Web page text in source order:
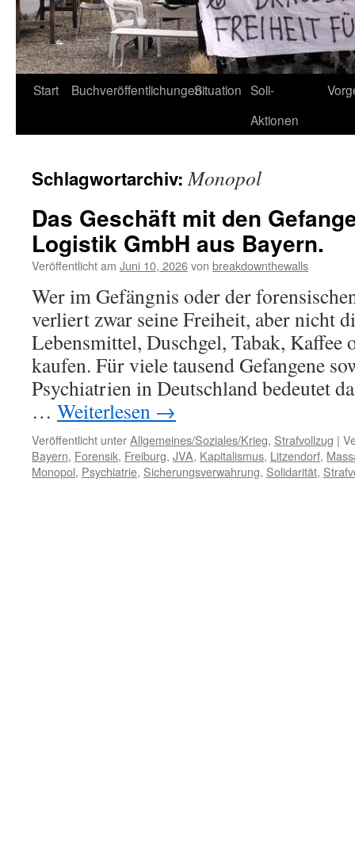
Start BuchveröffentlichungenSituation Soli-
Aktionen
Schlagwortarchiv:Monopol
Das Geschäft mit den
Logistik GmbH aus Bayern.
Veröffentlicht am Juni 10, 2026von breakdownthewalls
Wer im Gefängnis oder der
verliert zwar seine Freiheit, aber nicht
Lebensmittel, Duschgel, Tabak, Kaffee
kaufen. Für viele tausend Gefangene
Psychiatrien in Deutschland bedeutet
… Weiterlesen →
Veröffentlicht unterAllgemeines/Soziales/Krieg, Strafvollzug |
Bayern, Forensik, Freiburg, JVA, Kapitalismus, Litzendorf,
Monopol, Psychiatrie, Sicherungsverwahrung, Solidarität,